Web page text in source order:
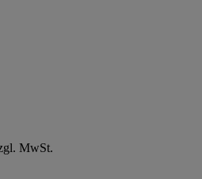
MwSt.